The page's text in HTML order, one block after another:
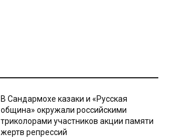
В Сандармохе казаки и «Русская
община» окружали российскими
триколорами участников акции памяти
жертв репрессий